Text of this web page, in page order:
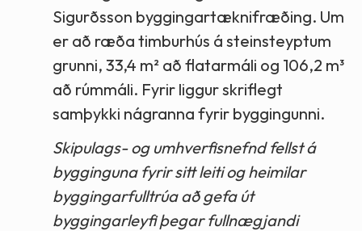
Sigurðsson byggingartæknifræðing. Um
er að ræða timburhús á steinsteyptum
grunni, 33,4 m² að flatarmáli og 106,2 m³
að rúmmáli. Fyrir liggur skriflegt
samþykki nágranna fyrir byggingunni.
Skipulags- og umhverfisnefnd fellst á
bygginguna fyrir sitt leiti og heimilar
byggingarfulltrúa að gefa út
byggingarleyfi þegar fullnægjandi